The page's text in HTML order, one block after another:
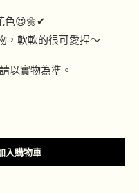
色😍🌼✔
，軟軟的很可愛捏～
以實物為準。
入購物車